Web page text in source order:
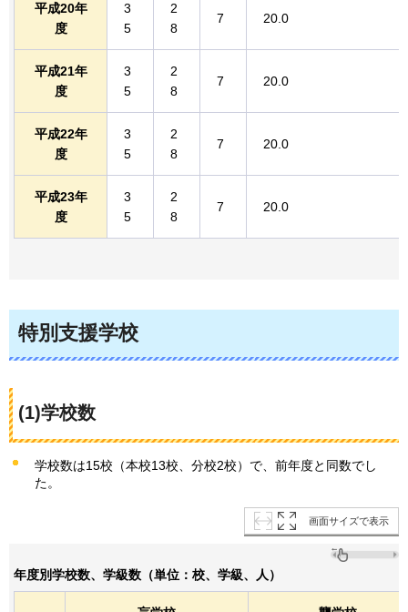
平成20年
度
3
5
2
8
7 20.0
平成21年
度
3
5
2
8
7 20.0
平成22年
度
3
5
2
8
7 20.0
平成23年
度
3
5
2
8
7 20.0
特別支援学校
(1)学校数
学校数は15校（本校13校、分校2校）で、前年度と同数でし
た。
画面サイズで表示
年度別学校数、学級数（単位：校、学級、人）